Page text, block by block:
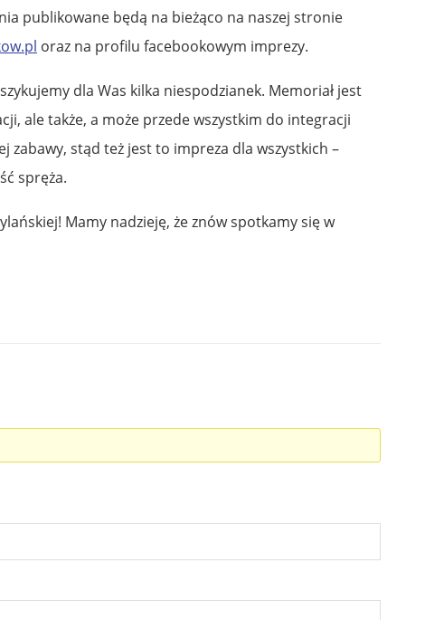
publikowane będą na bieżąco na naszej stronie
oraz na profilu facebookowym imprezy.
dla Was kilka niespodzianek. Memoriał jest
ale także, a może przede wszystkim do integracji
zabawy, stąd też jest to impreza dla wszystkich –
spręża.
Mamy nadzieję, że znów spotkamy się w